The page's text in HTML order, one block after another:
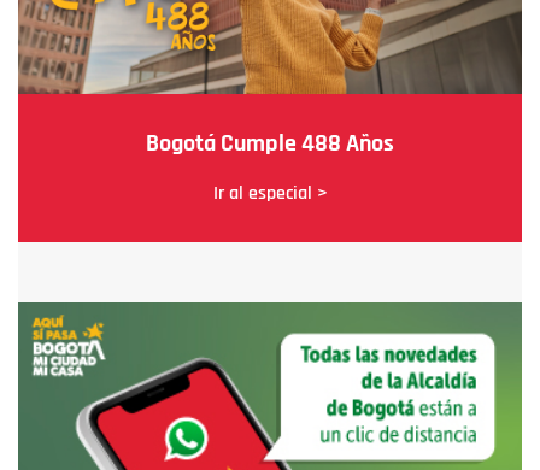
Bogotá Cumple 488 Años
Ir al especial >